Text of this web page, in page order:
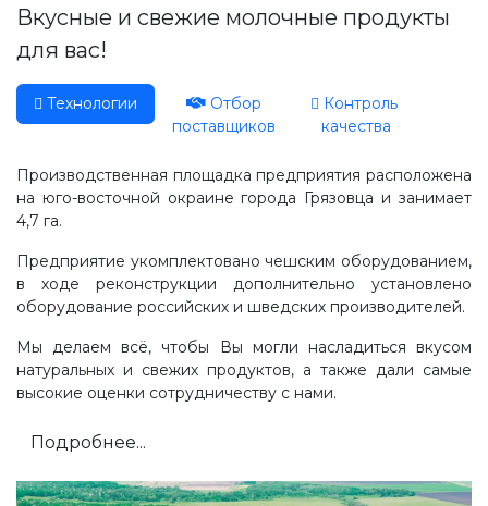
Контакты отделов
Вкусные и свежие молочные продукты
для вас!
Технологии
Отбор
поставщиков
Контроль
качества
Производственная площадка предприятия расположена
на юго-восточной окраине города Грязовца и занимает
4,7 га.
Предприятие укомплектовано чешским оборудованием,
в ходе реконструкции дополнительно установлено
оборудование российских и шведских производителей.
Мы делаем всё, чтобы Вы могли насладиться вкусом
натуральных и свежих продуктов, а также дали самые
высокие оценки сотрудничеству с нами.
Подробнее...